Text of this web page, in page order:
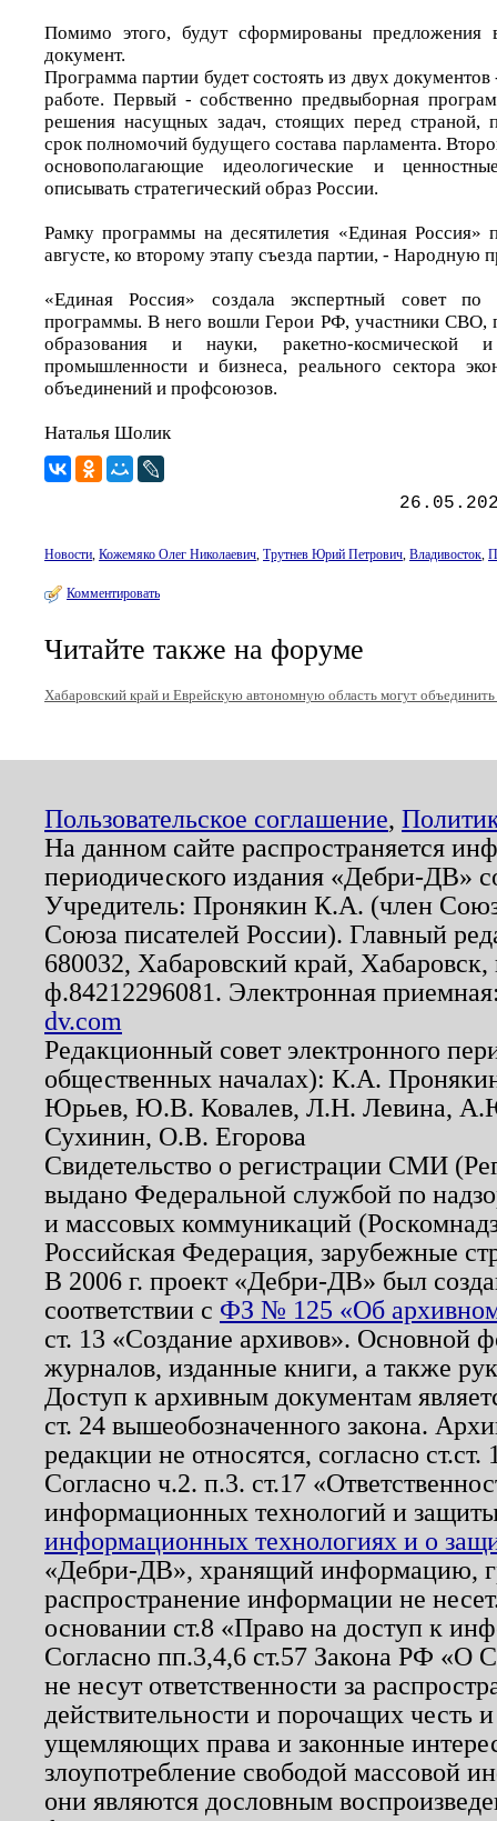
Помимо этого, будут сформированы
документ.
Программа партии будет состоять из двух
работе. Первый - собственно предвыборная
решения насущных задач, стоящих перед страной,
срок полномочий будущего состава парламента.
основополагающие идеологические и
описывать стратегический образ России.
Рамку программы на десятилетия «Единая Россия»
августе, ко второму этапу съезда партии, - Народную
«Единая Россия» создала экспертный совет по
программы. В него вошли Герои РФ, участники СВО,
образования и науки, ракетно-космической
промышленности и бизнеса, реального сектора
объединений и профсоюзов.
Наталья Шолик
Новости, Кожемяко Олег Николаевич, Трутнев Юрий Петрович, Владивосток,
Комментировать
Читайте также на форуме
Хабаровский край и Еврейскую автономную область могут
Пользовательское соглашение,
На данном сайте распространяется
периодического издания «Дебри-ДВ»
Учредитель: Пронякин К.А. (член
Союза писателей России). Главный
680032, Хабаровский край,
ф.84212296081. Электронная
dv.com
Редакционный совет электронного
общественных началах): К.А.
Юрьев, Ю.В. Ковалев, Л.Н. Левина,
Сухинин, О.В. Егорова
Свидетельство о регистрации СМИ
выдано Федеральной службой по
и массовых коммуникаций
Российская Федерация, зарубежные
В 2006 г. проект «Дебри-ДВ» был
соответствии с ФЗ № 125 «Об
ст. 13 «Создание архивов». Основной
журналов, изданные книги, а также
Доступ к архивным документам
ст. 24 вышеобозначенного закона.
редакции не относятся, согласно
Согласно ч.2. п.3. ст.17
информационных технологий и
информационных технологиях и о
«Дебри-ДВ», хранящий информацию,
распространение информации не
основании ст.8 «Право на доступ к
Согласно пп.3,4,6 ст.57 Закона РФ «О
не несут ответственности за
действительности и порочащих честь
ущемляющих права и законные
злоупотребление свободой массовой
они являются дословным